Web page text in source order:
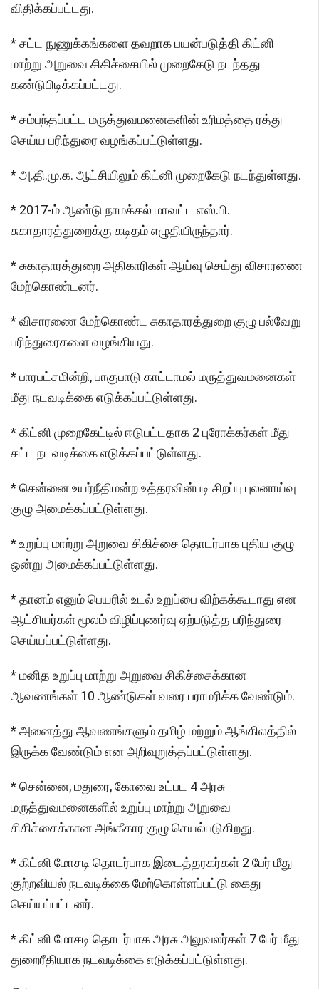
விதிக்கப்பட்டது.
* சட்ட நுணுக்கங்களை தவறாக பயன்படுத்தி கிட்னி
மாற்று அறுவை சிகிச்சையில் முறைகேடு நடந்தது
கண்டுபிடிக்கப்பட்டது.
* சம்பந்தப்பட்ட மருத்துவமனைகளின் உரிமத்தை ரத்து
செய்ய பரிந்துரை வழங்கப்பட்டுள்ளது.
* அ.தி.மு.க. ஆட்சியிலும் கிட்னி முறைகேடு நடந்துள்ளது.
* 2017-ம் ஆண்டு நாமக்கல் மாவட்ட எஸ்.பி.
சுகாதாரத்துறைக்கு கடிதம் எழுதியிருந்தார்.
* சுகாதாரத்துறை அதிகாரிகள் ஆய்வு செய்து விசாரணை
மேற்கொண்டனர்.
* விசாரணை மேற்கொண்ட சுகாதாரத்துறை குழு பல்வேறு
பரிந்துரைகளை வழங்கியது.
* பாரபட்சமின்றி, பாகுபாடு காட்டாமல் மருத்துவமனைகள்
மீது நடவடிக்கை எடுக்கப்பட்டுள்ளது.
* கிட்னி முறைகேட்டில் ஈடுபட்டதாக 2 புரோக்கர்கள் மீது
சட்ட நடவடிக்கை எடுக்கப்பட்டுள்ளது.
* சென்னை உயர்நீதிமன்ற உத்தரவின்படி சிறப்பு புலனாய்வு
குழு அமைக்கப்பட்டுள்ளது.
* உறுப்பு மாற்று அறுவை சிகிச்சை தொடர்பாக புதிய குழு
ஒன்று அமைக்கப்பட்டுள்ளது.
* தானம் எனும் பெயரில் உடல் உறுப்பை விற்கக்கூடாது என
ஆட்சியர்கள் மூலம் விழிப்புணர்வு ஏற்படுத்த பரிந்துரை
செய்யப்பட்டுள்ளது.
* மனித உறுப்பு மாற்று அறுவை சிகிச்சைக்கான
ஆவணங்கள் 10 ஆண்டுகள் வரை பராமரிக்க வேண்டும்.
* அனைத்து ஆவணங்களும் தமிழ் மற்றும் ஆங்கிலத்தில்
இருக்க வேண்டும் என அறிவுறுத்தப்பட்டுள்ளது.
* சென்னை, மதுரை, கோவை உட்பட 4 அரசு
மருத்துவமனைகளில் உறுப்பு மாற்று அறுவை
சிகிச்சைக்கான அங்கீகார குழு செயல்படுகிறது.
* கிட்னி மோசடி தொடர்பாக இடைத்தரகர்கள் 2 பேர் மீது
குற்றவியல் நடவடிக்கை மேற்கொள்ளப்பட்டு கைது
செய்யப்பட்டனர்.
* கிட்னி மோசடி தொடர்பாக அரசு அலுவலர்கள் 7 பேர் மீது
துறைரீதியாக நடவடிக்கை எடுக்கப்பட்டுள்ளது.